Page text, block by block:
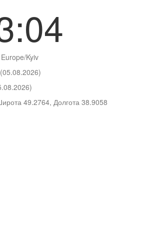
Europe/Kyiv
49.2764, Долгота 38.9058